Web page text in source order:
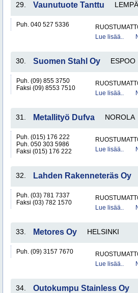
29. Vaunutuote Tanttu
Puh. 040 527 5336
Lue lisää..
30. Suomen Stahl Oy ESPOO
Puh. (09) 855 3750
Faksi (09) 8553 7510
Lue lisää..
31. Metallityö Dufva NOROLA
Puh. (015) 176 222
Puh. 050 303 5986
Faksi (015) 176 222
Lue lisää..
32. Lahden Rakenneteräs Oy
Puh. (03) 781 7337
Faksi (03) 782 1570
Lue lisää..
33. Metores Oy HELSINKI
Puh. (09) 3157 7670
Lue lisää..
34. Outokumpu Stainless Oy